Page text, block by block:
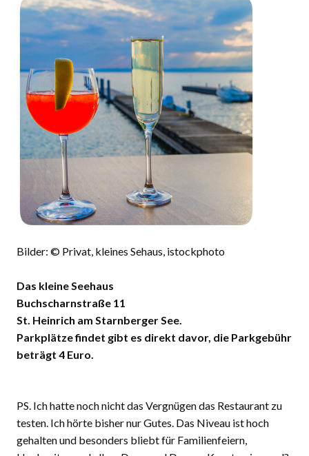
Bilder: © Privat, kleines Sehaus, istockphoto
Das kleine Seehaus
Buchscharnstraße 11
St. Heinrich am Starnberger See.
Parkplätze findet gibt es direkt davor, die Parkgebühr
beträgt 4 Euro.
PS. Ich hatte noch nicht das Vergnügen das Restaurant zu
testen. Ich hörte bisher nur Gutes. Das Niveau ist hoch
gehalten und besonders bliebt für Familienfeiern,